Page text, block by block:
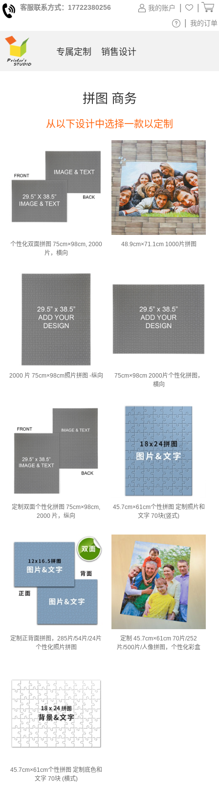
拼图 商务
从以下设计中选择一款以定制
个性化双面拼图 75cm×98cm, 2000
片，横向
48.9cm×71.1cm 1000片拼图
2000 片 75cm×98cm照片拼图 -纵向
75cm×98cm 2000片个性化拼图，
横向
定制双面个性化拼图 75cm×98cm,
2000 片，纵向
45.7cm×61cm个性拼图 定制照片和
文字 70块(竖式)
定制正背面拼图，285片/54片/24片
个性化照片拼图
定制 45.7cm×61cm 70片/252
片/500片/人像拼图，个性化彩盒
45.7cm×61cm个性拼图 定制底色和
文字 70块 (横式)
客服联系方式：17722380256 我的账户
我的订单
专属定制 销售设计